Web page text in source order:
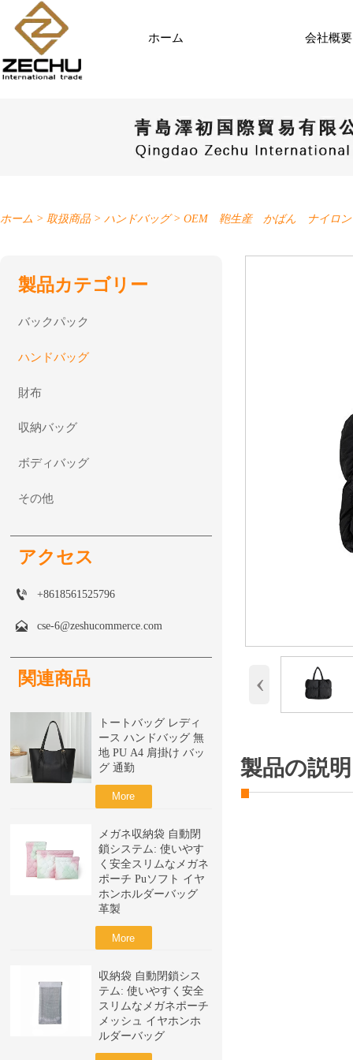
ホーム 会社概要
ホーム > 取扱商品 > ハンドバッグ> OEM 鞄生産 かばん ナイロ
製品カテゴリー
バックパック
ハンドバッグ
財布
収納バッグ
ボディバッグ
その他
アクセス
 +8618561525796
 cse-6@zeshucommerce.com
関連商品
トートバッグ レディ
ース ハンドバッグ 無
地 PU A4 肩掛け バッ
グ 通勤
More
メガネ収納袋 自動閉
鎖システム: 使いやす
く安全スリムなメガネ
ポーチ Puソフト イヤ
ホンホルダーバッグ
革製
More
収納袋 自動閉鎖シス
テム: 使いやすく安全
スリムなメガネポーチ
メッシュ イヤホンホ
ルダーバッグ
‹
製品の説明